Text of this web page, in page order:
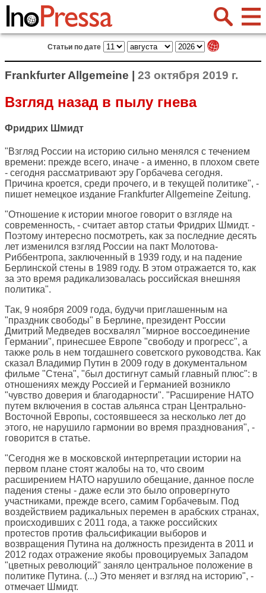
Статьи по дате
Frankfurter Allgemeine | 23 октября 2019 г.
Взгляд назад в пылу гнева
Фридрих Шмидт
"Взгляд России на историю сильно менялся с течением
времени: прежде всего, иначе - а именно, в плохом свете
- сегодня рассматривают эру Горбачева сегодня.
Причина кроется, среди прочего, и в текущей политике", -
пишет немецкое издание Frankfurter Allgemeine Zeitung.
"Отношение к истории многое говорит о взгляде на
современность, - считает автор статьи Фридрих Шмидт. -
Поэтому интересно посмотреть, как за последние десять
лет изменился взгляд России на пакт Молотова-
Риббентропа, заключенный в 1939 году, и на падение
Берлинской стены в 1989 году.​ В этом отражается то, как
за это время радикализовалась российская внешняя
политика".
Так, 9 ноября 2009 года, будучи приглашенным на
"праздник свободы" в Берлине, президент России
Дмитрий Медведев восхвалял "мирное воссоединение
Германии", принесшее Европе "свободу и прогресс", а
также роль в нем тогдашнего советского руководства.​ Как
сказал Владимир Путин в 2009 году в документальном
фильме "Стена", "был достигнут самый главный плюс": в
отношениях между Россией и Германией возникло
"чувство доверия и благодарности". "Расширение НАТО
путем включения в состав альянса стран Центрально-
Восточной Европы, состоявшееся за несколько лет до
этого, не нарушило гармонии во время празднования", -
говорится в статье.
"Сегодня же в московской интерпретации истории на
первом плане стоят жалобы на то, что своим
расширением НАТО нарушило обещание, данное после
падения стены - даже если это было опровергнуто
участниками, прежде всего, самим Горбачевым. Под
воздействием радикальных перемен в арабских странах,
происходивших с 2011 года, а также российских
протестов против фальсификации выборов и
возвращения Путина на должность президента в 2011 и
2012 годах отражение якобы провоцируемых Западом
"цветных революций" заняло центральное положение в
политике Путина. (...) Это меняет и взгляд на историю", -
отмечает Шмидт.